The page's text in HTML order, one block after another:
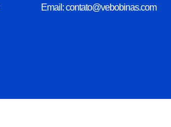
Email: contato@vebobinas.com